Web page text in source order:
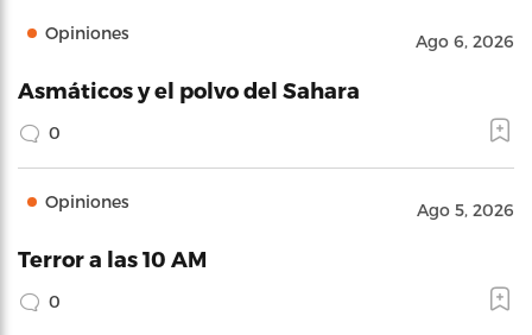
Opiniones Ago 6, 2026
Asmáticos y el polvo del Sahara
0
Opiniones Ago 5, 2026
Terror a las 10 AM
0